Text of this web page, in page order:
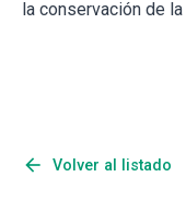
la conservación de
arrow_back Volver al listado